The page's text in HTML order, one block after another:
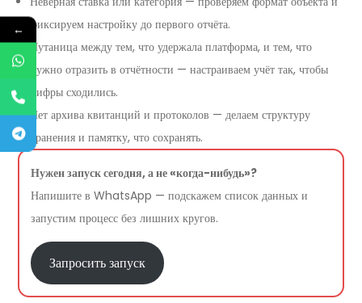
фиксируем настройку до первого отчёта.
Путаница между тем, что удержала платформа, и тем, что
нужно отразить в отчётности — настраиваем учёт так, чтобы
цифры сходились.
Нет архива квитанций и протоколов — делаем структуру
хранения и памятку, что сохранять.
Нужен запуск сегодня, а не «когда-нибудь»?
Напишите в WhatsApp — подскажем список данных и
запустим процесс без лишних кругов.
Запросить запуск
←